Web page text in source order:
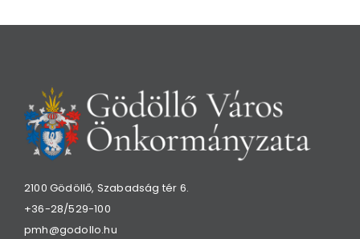
2100 Gödöllő, Szabadság tér 6.
+36-28/529-100
pmh@godollo.hu